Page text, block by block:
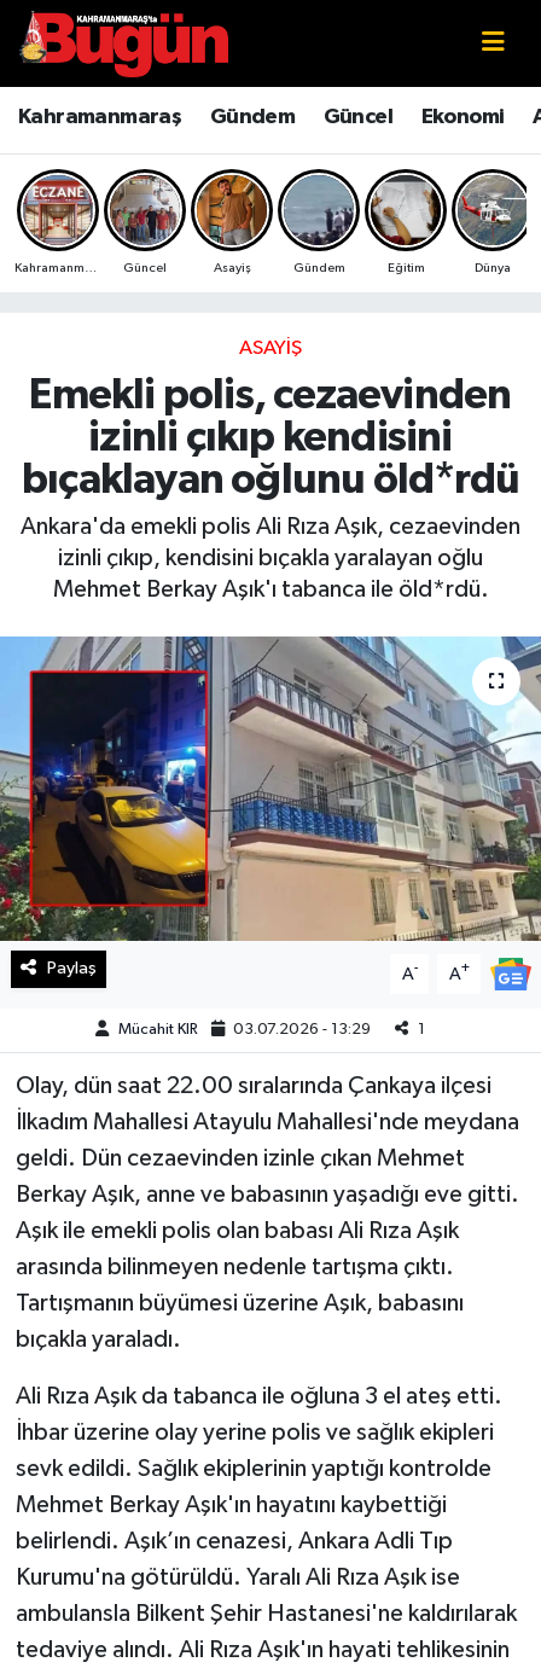
Kahramanmaraş Gündem Güncel Ekonomi
Güncel Asayiş Gündem Eğitim Dünya
ASAYIŞ
Emekli polis, cezaevinden
izinli çıkıp kendisini
bıçaklayan oğlunu öld*rdü
Ankara'da emekli polis Ali Rıza Aşık, cezaevinden
izinli çıkıp, kendisini bıçakla yaralayan oğlu
Mehmet Berkay Aşık'ı tabanca ile öld*rdü.
Paylaş A- A+
Mücahit KIR 03.07.2026 - 13:29 1
Olay, dün saat 22.00 sıralarında Çankaya ilçesi
İlkadım Mahallesi Atayulu Mahallesi'nde meydana
geldi. Dün cezaevinden izinle çıkan Mehmet
Berkay Aşık, anne ve babasının yaşadığı eve gitti.
Aşık ile emekli polis olan babası Ali Rıza Aşık
arasında bilinmeyen nedenle tartışma çıktı.
Tartışmanın büyümesi üzerine Aşık, babasını
bıçakla yaraladı.
Ali Rıza Aşık da tabanca ile oğluna 3 el ateş etti.
İhbar üzerine olay yerine polis ve sağlık ekipleri
sevk edildi. Sağlık ekiplerinin yaptığı kontrolde
Mehmet Berkay Aşık'ın hayatını kaybettiği
belirlendi. Aşık’ın cenazesi, Ankara Adli Tıp
Kurumu'na götürüldü. Yaralı Ali Rıza Aşık ise
ambulansla Bilkent Şehir Hastanesi'ne kaldırılarak
tedaviye alındı. Ali Rıza Aşık'ın hayati tehlikesinin
Kahramanmaraş
Kahramanmaraş Sokak Röportajları
Bilim ve Teknoloji
Çevre
Ekonomi
Genel
Güncel
Haberde İnsan
Kültür Sanat
Magazin
Manşet Altı
Manşetler
Resmi İlan
Sağlık
Spor
SürManşet
Yaşam
KAHRAMANMARAŞ
Kahramanmaraş Nöbetçi Eczaneler
Kahramanmaraş Hava Durumu
Kahramanmaraş Namaz Vakitleri
Kahramanmaraş Trafik Yoğunluk Haritası
Süper Lig Puan Durumu ve Fikstür
Tüm Manşetler
Son Dakika Haberleri
Haber Arşivi